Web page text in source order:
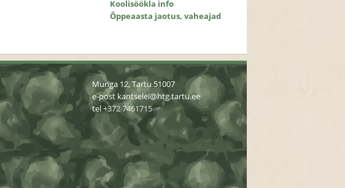
Koolisöökla info
Õppeaasta jaotus, vaheajad
Munga 12, Tartu 51007
e-post kantselei@htg.tartu.ee
tel+372 7461715